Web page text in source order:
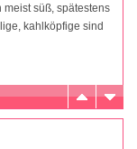
süß, spätestens
kahlköpfige sind